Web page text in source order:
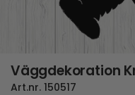
Väggdekoration
Art.nr. 150517